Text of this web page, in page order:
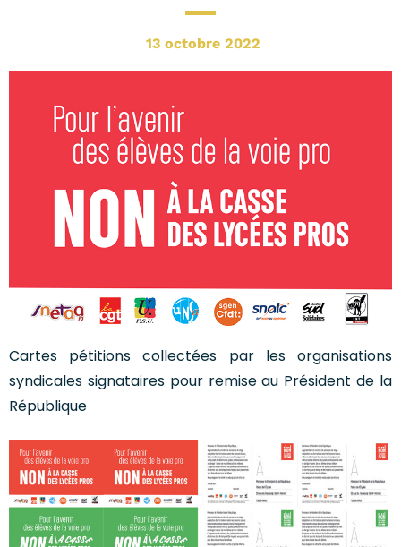
13 octobre 2022
Cartes pétitions collectées par les organisations
syndicales signataires pour remise au Président de la
République